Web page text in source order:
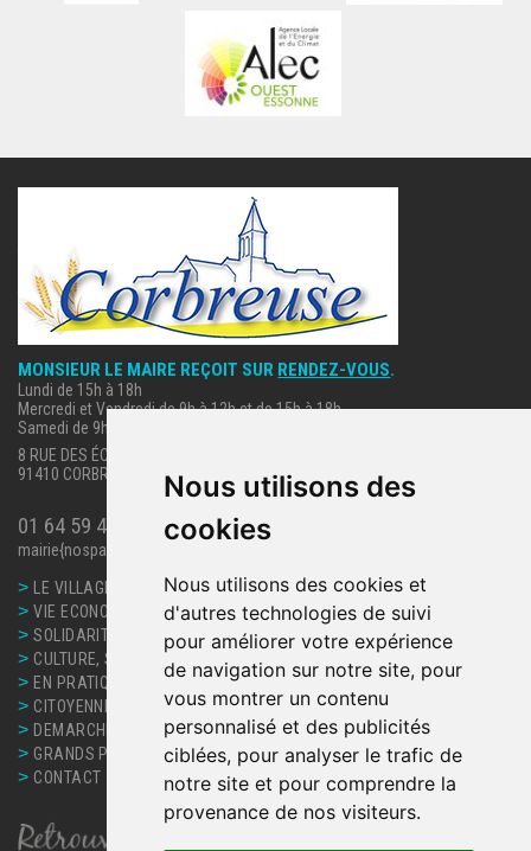
Nous utilisons des
cookies
Nous utilisons des cookies et
d'autres technologies de suivi
pour améliorer votre expérience
de navigation sur notre site, pour
vous montrer un contenu
personnalisé et des publicités
ciblées, pour analyser le trafic de
notre site et pour comprendre la
provenance de nos visiteurs.
MONSIEUR LE MAIRE REÇOIT SUR RENDEZ-VOUS.
Lundi de 15h à 18h
Mercredi et Vendredi de 9h à 12h et de 15h à 18h
Samedi de 9h à 12h.
8 RUE DES ÉCOLES
91410 CORBREUSE
01 64 59 40 63
mairie{nospam}corbreuse.fr
> LE VILLAGE
>VIE ECONOMIQUE
>SOLIDARITE, SANTE
> CULTURE, SPORT ET LOISIRS
> EN PRATIQUE
> CITOYENNETE
> DEMARCHES ET SERVICES
> GRANDS PROJETS
> CONTACT